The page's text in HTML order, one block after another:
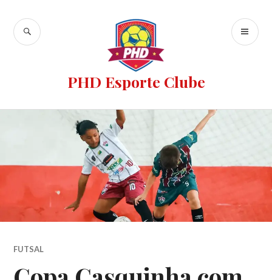
PHD Esporte Clube
FUTSAL